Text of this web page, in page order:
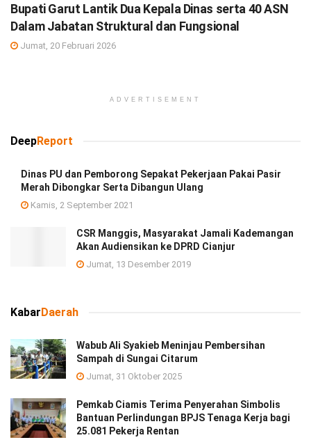
Bupati Garut Lantik Dua Kepala Dinas serta 40 ASN
Dalam Jabatan Struktural dan Fungsional
Jumat, 20 Februari 2026
ADVERTISEMENT
DeepReport
Dinas PU dan Pemborong Sepakat Pekerjaan Pakai Pasir
Merah Dibongkar Serta Dibangun Ulang
Kamis, 2 September 2021
CSR Manggis, Masyarakat Jamali Kademangan
Akan Audiensikan ke DPRD Cianjur
Jumat, 13 Desember 2019
KabarDaerah
Wabub Ali Syakieb Meninjau Pembersihan
Sampah di Sungai Citarum
Jumat, 31 Oktober 2025
Pemkab Ciamis Terima Penyerahan Simbolis
Bantuan Perlindungan BPJS Tenaga Kerja bagi
25.081 Pekerja Rentan